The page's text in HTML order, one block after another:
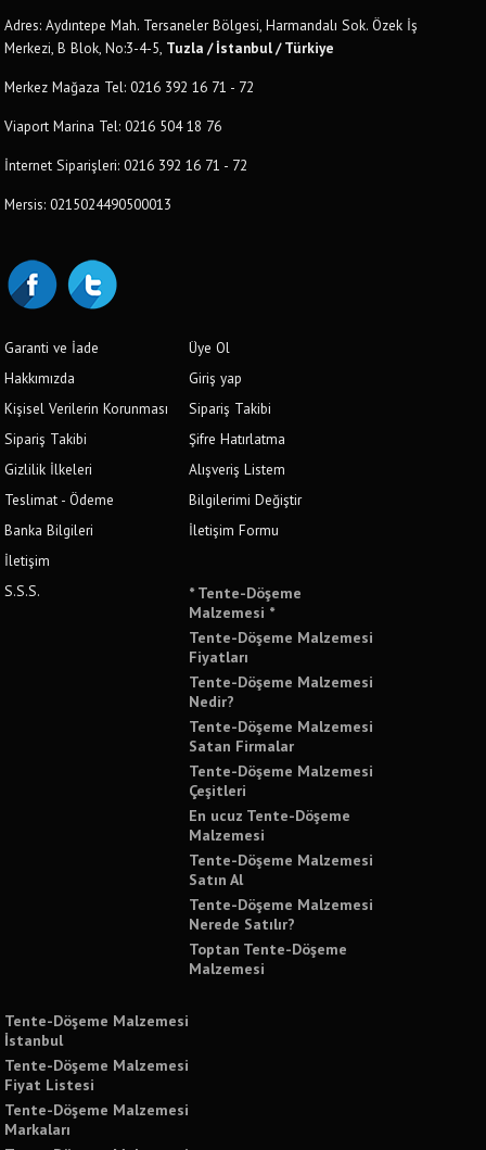
Adres: Aydıntepe Mah. Tersaneler Bölgesi, Harmandalı Sok. Özek İş
Merkezi, B Blok, No:3-4-5, Tuzla / İstanbul / Türkiye
Merkez Mağaza Tel: 0216 392 16 71 - 72
Viaport Marina Tel: 0216 504 18 76
İnternet Siparişleri: 0216 392 16 71 - 72
Mersis: 0215024490500013
Garanti ve İade
Hakkımızda
Kişisel Verilerin Korunması
Sipariş Takibi
Gizlilik İlkeleri
Teslimat - Ödeme
Banka Bilgileri
İletişim
S.S.S.
Üye Ol
Giriş yap
Sipariş Takibi
Şifre Hatırlatma
Alışveriş Listem
Bilgilerimi Değiştir
İletişim Formu
* Tente-Döşeme
Malzemesi *
Tente-Döşeme Malzemesi
Fiyatları
Tente-Döşeme Malzemesi
Nedir?
Tente-Döşeme Malzemesi
Satan Firmalar
Tente-Döşeme Malzemesi
Çeşitleri
En ucuz Tente-Döşeme
Malzemesi
Tente-Döşeme Malzemesi
Satın Al
Tente-Döşeme Malzemesi
Nerede Satılır?
Toptan Tente-Döşeme
Malzemesi
Tente-Döşeme Malzemesi
İstanbul
Tente-Döşeme Malzemesi
Fiyat Listesi
Tente-Döşeme Malzemesi
Markaları